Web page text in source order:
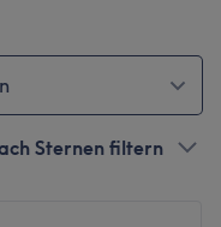
Sternen filtern